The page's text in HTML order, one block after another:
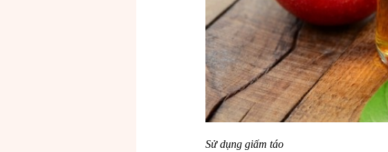
Sử dụng giấm táo